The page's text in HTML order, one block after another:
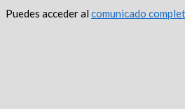
Puedes acceder al comunicado